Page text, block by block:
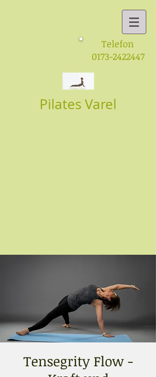
Telefon
0173-2422447
Pilates Varel
Tensegrity Flow -